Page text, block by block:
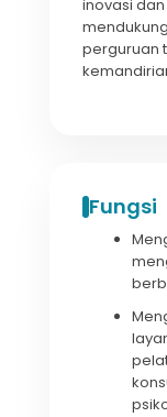
inovasi
perguruan
Fungsi